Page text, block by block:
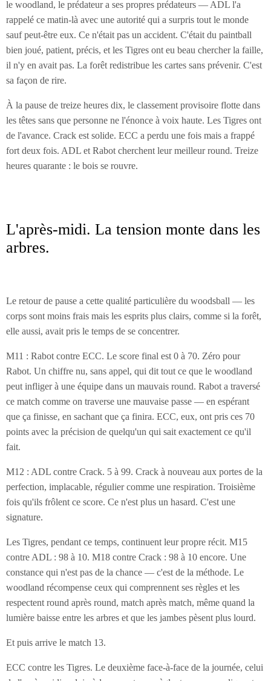
le woodland, le prédateur a ses propres prédateurs — ADL l'a
rappelé ce matin-là avec une autorité qui a surpris tout le monde
sauf peut-être eux. Ce n'était pas un accident. C'était du paintball
bien joué, patient, précis, et les Tigres ont eu beau chercher la faille,
il n'y en avait pas. La forêt redistribue les cartes sans prévenir. C'est
sa façon de rire.
À la pause de treize heures dix, le classement provisoire flotte dans
les têtes sans que personne ne l'énonce à voix haute. Les Tigres ont
de l'avance. Crack est solide. ECC a perdu une fois mais a frappé
fort deux fois. ADL et Rabot cherchent leur meilleur round. Treize
heures quarante : le bois se rouvre.
L'après-midi. La tension monte dans les
arbres.
Le retour de pause a cette qualité particulière du woodsball — les
corps sont moins frais mais les esprits plus clairs, comme si la forêt,
elle aussi, avait pris le temps de se concentrer.
M11 : Rabot contre ECC. Le score final est 0 à 70. Zéro pour
Rabot. Un chiffre nu, sans appel, qui dit tout ce que le woodland
peut infliger à une équipe dans un mauvais round. Rabot a traversé
ce match comme on traverse une mauvaise passe — en espérant
que ça finisse, en sachant que ça finira. ECC, eux, ont pris ces 70
points avec la précision de quelqu'un qui sait exactement ce qu'il
fait.
M12 : ADL contre Crack. 5 à 99. Crack à nouveau aux portes de la
perfection, implacable, régulier comme une respiration. Troisième
fois qu'ils frôlent ce score. Ce n'est plus un hasard. C'est une
signature.
Les Tigres, pendant ce temps, continuent leur propre récit. M15
contre ADL : 98 à 10. M18 contre Crack : 98 à 10 encore. Une
constance qui n'est pas de la chance — c'est de la méthode. Le
woodland récompense ceux qui comprennent ses règles et les
respectent round après round, match après match, même quand la
lumière baisse entre les arbres et que les jambes pèsent plus lourd.
Et puis arrive le match 13.
ECC contre les Tigres. Le deuxième face-à-face de la journée, celui